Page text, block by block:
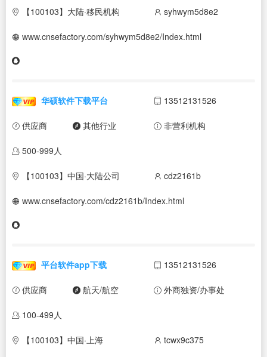
【100103】大陆·移民机构 syhwym5d8e2
www.cnsefactory.com/syhwym5d8e2/Index.html
华硕软件下载平台 13512131526
供应商 其他行业 非营利机构
500-999人
【100103】中国·大陆公司 cdz2161b
www.cnsefactory.com/cdz2161b/Index.html
平台软件app下载 13512131526
供应商 航天/航空 外商独资/办事处
100-499人
【100103】中国·上海 tcwx9c375